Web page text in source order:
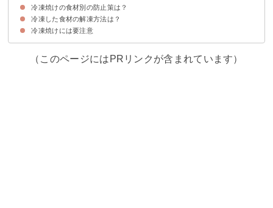
①空気に触れないようにする
②急速冷凍する
③冷凍庫の温度を上げない
④長期間保存しない
冷凍焼けの食材別の防止策は？
①肉の冷凍焼けを防止する方法
②魚の冷凍焼けを防止する方法
③米の冷凍焼けを防止する方法
冷凍した食材の解凍方法は？
①冷凍した肉＆魚の解凍方法
②冷凍した野菜の解凍方法
③冷凍した米の解凍方法
冷凍焼けには要注意
（このページにはPRリンクが含まれています）